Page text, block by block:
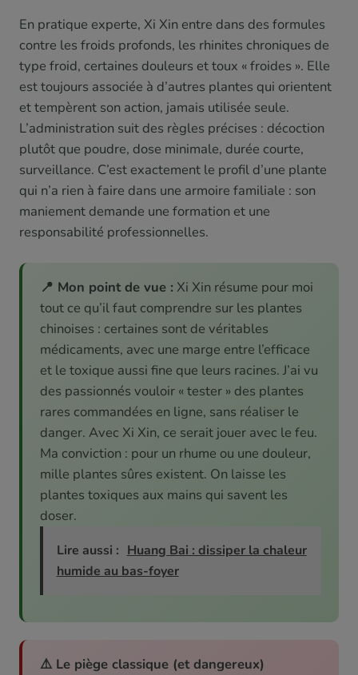
En pratique experte, Xi Xin entre dans des formules
contre les froids profonds, les rhinites chroniques de
type froid, certaines douleurs et toux « froides ». Elle
est toujours associée à d’autres plantes qui orientent
et tempèrent son action, jamais utilisée seule.
L’administration suit des règles précises : décoction
plutôt que poudre, dose minimale, durée courte,
surveillance. C’est exactement le profil d’une plante
qui n’a rien à faire dans une armoire familiale : son
maniement demande une formation et une
responsabilité professionnelles.
📍 Mon point de vue : Xi Xin résume pour moi
tout ce qu’il faut comprendre sur les plantes
chinoises : certaines sont de véritables
médicaments, avec une marge entre l’efficace
et le toxique aussi fine que leurs racines. J’ai vu
des passionnés vouloir « tester » des plantes
rares commandées en ligne, sans réaliser le
danger. Avec Xi Xin, ce serait jouer avec le feu.
Ma conviction : pour un rhume ou une douleur,
mille plantes sûres existent. On laisse les
plantes toxiques aux mains qui savent les
doser.
Lire aussi : Huang Bai : dissiper la chaleur
humide au bas-foyer
⚠️ Le piège classique (et dangereux)